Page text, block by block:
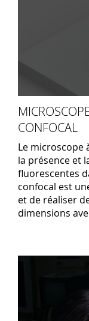
CONFOCAL
Le microscope
la présence et
fluorescentes
confocal est
et de réaliser
dimensions